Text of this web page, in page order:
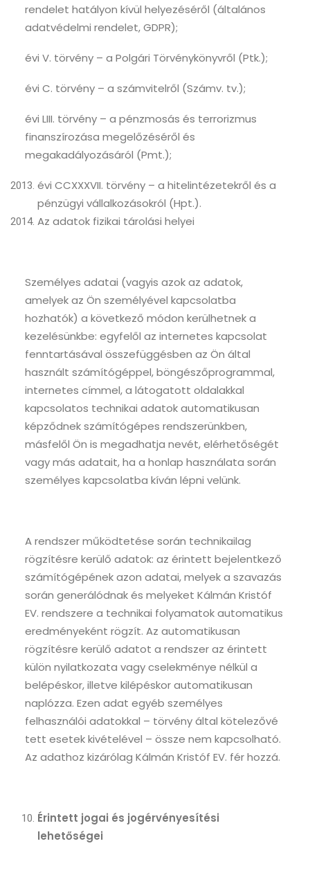
rendelet hatályon kívül helyezéséről (általános
adatvédelmi rendelet, GDPR);
évi V. törvény – a Polgári Törvénykönyvről (Ptk.);
évi C. törvény – a számvitelről (Számv. tv.);
évi LIII. törvény – a pénzmosás és terrorizmus
finanszírozása megelőzéséről és
megakadályozásáról (Pmt.);
évi CCXXXVII. törvény – a hitelintézetekről és a
pénzügyi vállalkozásokról (Hpt.).
Az adatok fizikai tárolási helyei
Személyes adatai (vagyis azok az adatok,
amelyek az Ön személyével kapcsolatba
hozhatók) a következő módon kerülhetnek a
kezelésünkbe: egyfelől az internetes kapcsolat
fenntartásával összefüggésben az Ön által
használt számítógéppel, böngészőprogrammal,
internetes címmel, a látogatott oldalakkal
kapcsolatos technikai adatok automatikusan
képződnek számítógépes rendszerünkben,
másfelől Ön is megadhatja nevét, elérhetőségét
vagy más adatait, ha a honlap használata során
személyes kapcsolatba kíván lépni velünk.
A rendszer működtetése során technikailag
rögzítésre kerülő adatok: az érintett bejelentkező
számítógépének azon adatai, melyek a szavazás
során generálódnak és melyeket Kálmán Kristóf
EV. rendszere a technikai folyamatok automatikus
eredményeként rögzít. Az automatikusan
rögzítésre kerülő adatot a rendszer az érintett
külön nyilatkozata vagy cselekménye nélkül a
belépéskor, illetve kilépéskor automatikusan
naplózza. Ezen adat egyéb személyes
felhasználói adatokkal – törvény által kötelezővé
tett esetek kivételével – össze nem kapcsolható.
Az adathoz kizárólag Kálmán Kristóf EV. fér hozzá.
Érintett jogai és jogérvényesítési
lehetőségei